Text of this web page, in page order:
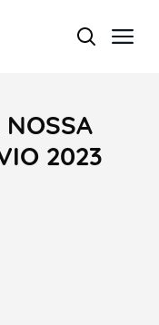
NOSSA
2023